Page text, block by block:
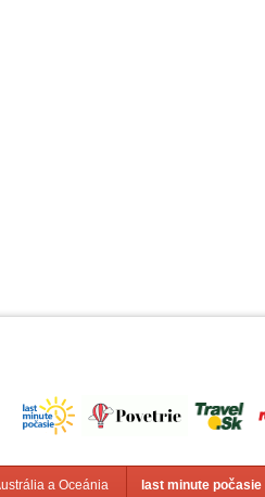
a Oceánia last minute počasie